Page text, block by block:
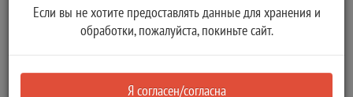
Результат оказания услуги
услуги является
Если вы не хотите предоставлять данные для хранения и
обработки, пожалуйста, покиньте сайт.
Я согласен/согласна